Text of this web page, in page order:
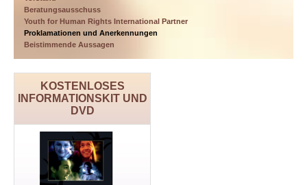
Beratungsausschuss
Youth for Human Rights International Partner
Proklamationen und Anerkennungen
Beistimmende Aussagen
KOSTENLOSES
INFORMATIONSKIT UND
DVD